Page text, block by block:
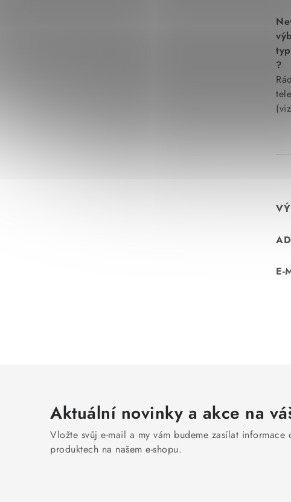
?
E-
Aktuální novinky a akce na
Vložte svůj e-mail a my vám budeme zasílat informace
produktech na našem e-shopu.